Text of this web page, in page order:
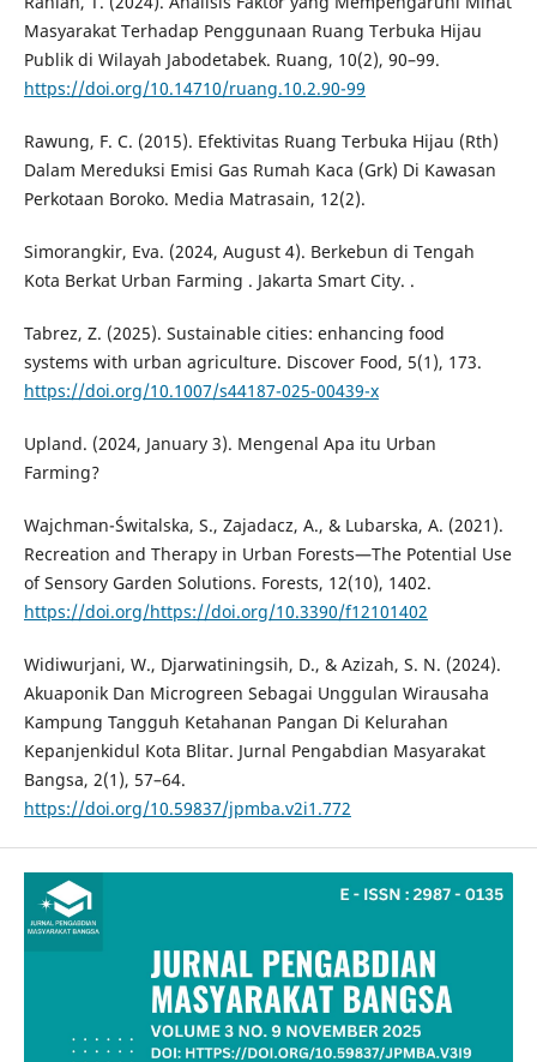
Masyarakat Terhadap Penggunaan Ruang Terbuka Hijau
Publik di Wilayah Jabodetabek. Ruang, 10(2), 90–99.
https://doi.org/10.14710/ruang.10.2.90-99
Rawung, F. C. (2015). Efektivitas Ruang Terbuka Hijau (Rth)
Dalam Mereduksi Emisi Gas Rumah Kaca (Grk) Di Kawasan
Perkotaan Boroko. Media Matrasain, 12(2).
Simorangkir, Eva. (2024, August 4). Berkebun di Tengah
Kota Berkat Urban Farming . Jakarta Smart City. .
Tabrez, Z. (2025). Sustainable cities: enhancing food
systems with urban agriculture. Discover Food, 5(1), 173.
https://doi.org/10.1007/s44187-025-00439-x
Upland. (2024, January 3). Mengenal Apa itu Urban
Farming?
Wajchman-Świtalska, S., Zajadacz, A., & Lubarska, A. (2021).
Recreation and Therapy in Urban Forests—The Potential Use
of Sensory Garden Solutions. Forests, 12(10), 1402.
https://doi.org/https://doi.org/10.3390/f12101402
Widiwurjani, W., Djarwatiningsih, D., & Azizah, S. N. (2024).
Akuaponik Dan Microgreen Sebagai Unggulan Wirausaha
Kampung Tangguh Ketahanan Pangan Di Kelurahan
Kepanjenkidul Kota Blitar. Jurnal Pengabdian Masyarakat
Bangsa, 2(1), 57–64.
https://doi.org/10.59837/jpmba.v2i1.772